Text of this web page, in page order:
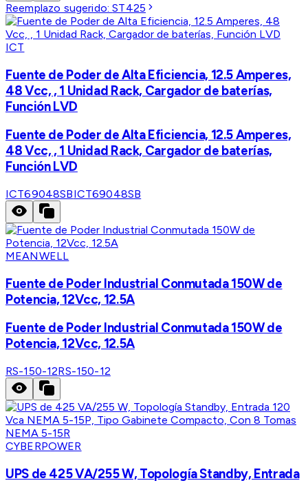
Reemplazo sugerido:ST425
ICT
Fuente de Poder de Alta Eficiencia, 12.5 Amperes,
48 Vcc, , 1 Unidad Rack, Cargador de baterías,
Función LVD
Fuente de Poder de Alta Eficiencia, 12.5 Amperes,
48 Vcc, , 1 Unidad Rack, Cargador de baterías,
Función LVD
ICT69048SBICT69048SB
MEANWELL
Fuente de Poder Industrial Conmutada 150W de
Potencia, 12Vcc, 12.5A
Fuente de Poder Industrial Conmutada 150W de
Potencia, 12Vcc, 12.5A
RS-150-12RS-150-12
CYBERPOWER
UPS de 425 VA/255 W, Topología Standby, Entrada